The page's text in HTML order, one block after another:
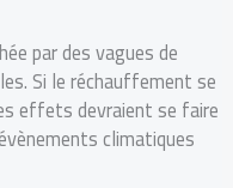
par des vagues de
Si le réchauffement se
effets devraient se faire
climatiques